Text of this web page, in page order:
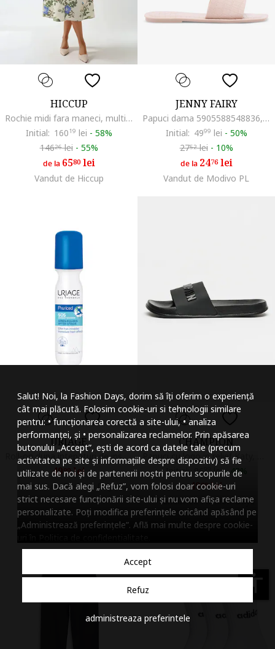
Salut! Noi, la Fashion Days, dorim să îți oferim o experiență
cât mai plăcută. Folosim cookie-uri si tehnologii similare
pentru: • funcționarea corectă a site-ului, • analiza
performanței, și • personalizarea reclamelor. Prin apăsarea
butonului „Accept”, ești de acord ca datele tale (precum
activitatea pe site și informațiile despre dispozitiv) să fie
utilizate de noi și de partenerii noștri pentru scopurile de
mai sus. Dacă alegi „Refuz”, vom folosi doar cookie-uri
strict necesare funcționării site-ului și nu vom afișa reclame
personalizate. Poți modifica preferințele oricând apăsând pe
„Administrează preferințele”. Află mai multe despre cookie-
Accept
Refuz
administreaza preferintele
HICCUP
Rochie midi fara maneci, multicolor, din bumbac si in
Initial: 16019 lei - 58%
14626lei - 55%
de la 6580lei
Vandut de Hiccup
JENNY FAIRY
Papuci dama 5905588548836, Sintetic, Bej, Bej
Initial: 4999 lei - 50%
2752lei - 10%
de la 2476lei
Vandut de Modivo PL
URIAGE
Roll-on dupa intepaturi de insecte Pruriced, 15 ml
49 99lei
Vandut de Fashion Days
CHAMPION
Initial: 96 lei - 48%
4999lei
Vandut de Fashion Days
accessibility
Micsoreaza
Mareste spatierea
Micsoreaza
Mareste inaltimea
Micsoreaza
Inverseaza culorile
Nuante de gri
Cursor mare
Subliniaza link-urile